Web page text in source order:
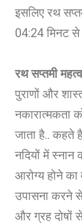
इसलिए रथ
04:24 मिनट
रथ सप्तमी महत्व
पुराणों और
नकारात्मकता
जाता है.. कहते
नदियों में स्नान
आरोग्य होने का
उपासना करने
और ग्रह दोषों